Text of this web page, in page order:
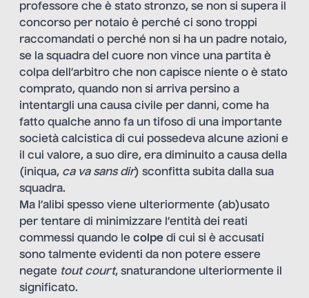
professore che è stato stronzo, se non si supera il
concorso per notaio è perché ci sono troppi
raccomandati o perché non si ha un padre notaio,
se la squadra del cuore non vince una partita è
colpa dell’arbitro che non capisce niente o è stato
comprato, quando non si arriva persino a
intentargli una causa civile per danni, come ha
fatto qualche anno fa un tifoso di una importante
società calcistica di cui possedeva alcune azioni e
il cui valore, a suo dire, era diminuito a causa della
(iniqua, ca va sans dir) sconfitta subita dalla sua
squadra.
Ma l’alibi spesso viene ulteriormente (ab)usato
per tentare di minimizzare l’entità dei reati
commessi quando le colpe di cui si è accusati
sono talmente evidenti da non potere essere
negate tout court, snaturandone ulteriormente il
significato.